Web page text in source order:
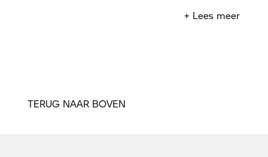
+ Lees meer
TERUG NAAR BOVEN